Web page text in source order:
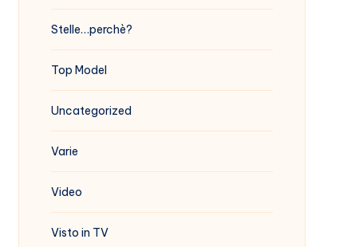
Stelle…perchè?
Top Model
Uncategorized
Varie
Video
Visto in TV